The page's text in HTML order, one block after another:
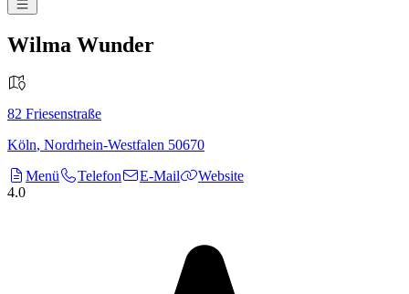
Wilma Wunder
82 Friesenstraße
Köln, Nordrhein-Westfalen 50670
Menü
Telefon E-Mail
Website
4.0